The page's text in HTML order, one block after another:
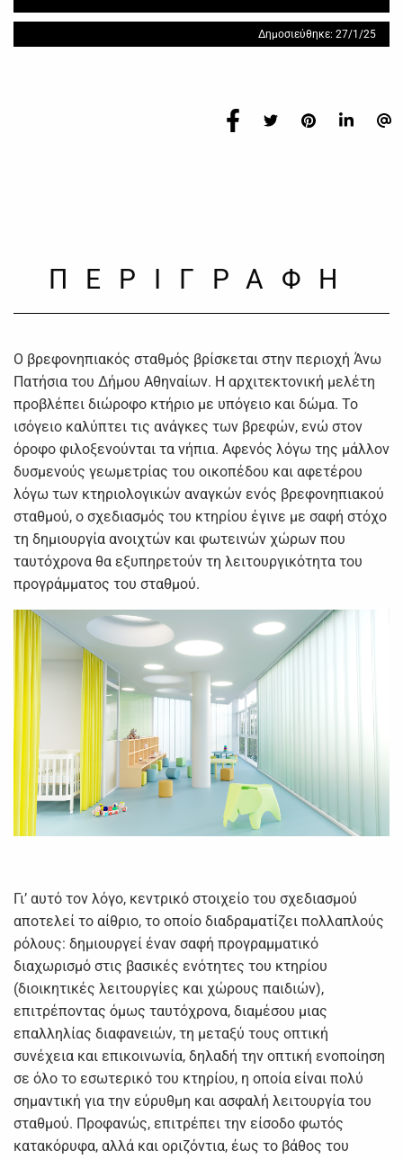
Δημοσιεύθηκε: 27/1/25
ΠΕΡΙΓΡΑΦΗ
Ο βρεφονηπιακός σταθμός βρίσκεται στην περιοχή Άνω
Πατήσια του Δήμου Αθηναίων. Η αρχιτεκτονική μελέτη
προβλέπει διώροφο κτήριο με υπόγειο και δώμα. Το
ισόγειο καλύπτει τις ανάγκες των βρεφών, ενώ στον
όροφο φιλοξενούνται τα νήπια. Αφενός λόγω της μάλλον
δυσμενούς γεωμετρίας του οικοπέδου και αφετέρου
λόγω των κτηριολογικών αναγκών ενός βρεφονηπιακού
σταθμού, ο σχεδιασμός του κτηρίου έγινε με σαφή στόχο
τη δημιουργία ανοιχτών και φωτεινών χώρων που
ταυτόχρονα θα εξυπηρετούν τη λειτουργικότητα του
προγράμματος του σταθμού.
Γι’ αυτό τον λόγο, κεντρικό στοιχείο του σχεδιασμού
αποτελεί το αίθριο, το οποίο διαδραματίζει πολλαπλούς
ρόλους: δημιουργεί έναν σαφή προγραμματικό
διαχωρισμό στις βασικές ενότητες του κτηρίου
(διοικητικές λειτουργίες και χώρους παιδιών),
επιτρέποντας όμως ταυτόχρονα, διαμέσου μιας
επαλληλίας διαφανειών, τη μεταξύ τους οπτική
συνέχεια και επικοινωνία, δηλαδή την οπτική ενοποίηση
σε όλο το εσωτερικό του κτηρίου, η οποία είναι πολύ
σημαντική για την εύρυθμη και ασφαλή λειτουργία του
σταθμού. Προφανώς, επιτρέπει την είσοδο φωτός
κατακόρυφα, αλλά και οριζόντια, έως το βάθος του